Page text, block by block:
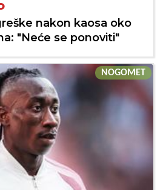
nakon kaosa oko
"Neće se ponoviti"
NOGOMET